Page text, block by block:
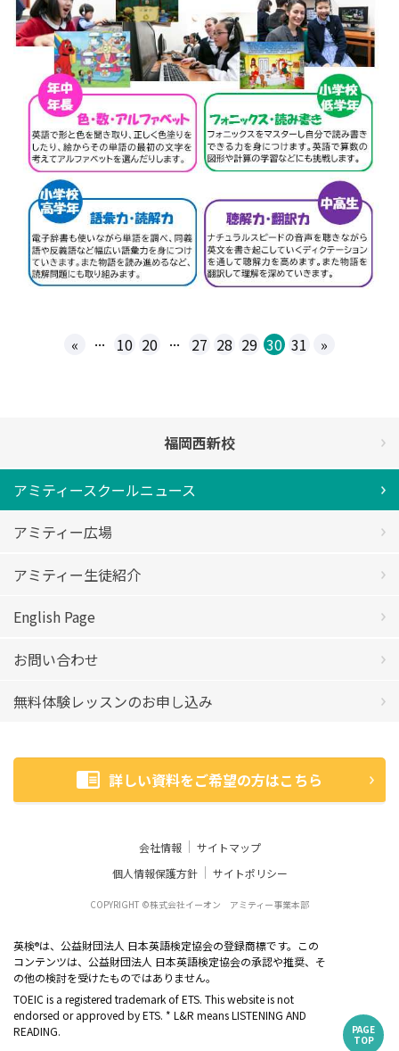
« ... 10 20 ... 27 28 29 30 31 »
福岡西新校
アミティースクールニュース
アミティー広場
アミティー生徒紹介
English Page
お問い合わせ
無料体験レッスンのお申し込み
PAGE
TOP
詳しい資料をご希望の方はこちら
会社情報
サイトマップ
個人情報保護方針
サイトポリシー
COPYRIGHT ©株式会社イーオン アミティー事業本部
英検®は、公益財団法人 日本英語検定協会の登録商標です。この
コンテンツは、公益財団法人 日本英語検定協会の承認や推奨、そ
の他の検討を受けたものではありません。
TOEIC is a registered trademark of ETS. This website is not
endorsed or approved by ETS. * L&R means LISTENING AND
READING.